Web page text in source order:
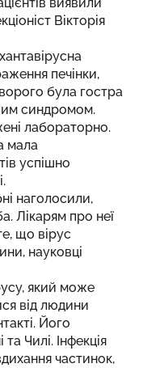
Вікторія
печінки,
була гостра
синдромом.
лабораторно.
мала
успішно
наголосили,
Лікарям про неї
що вірус
науковці
який може
від людини
Його
Чилі. Інфекція
частинок,